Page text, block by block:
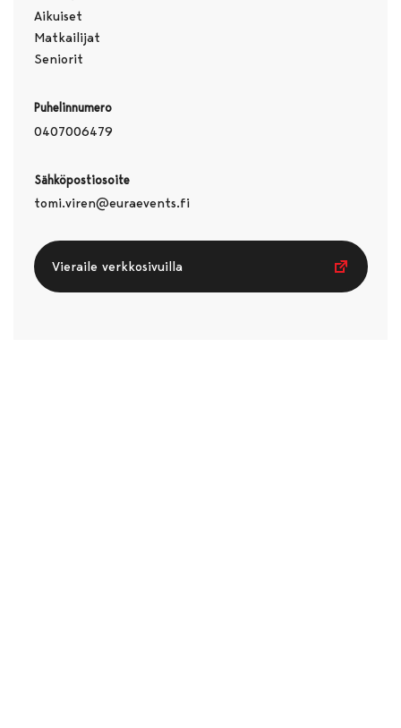
Aikuiset
Matkailijat
Seniorit
Puhelinnumero
0407006479
Sähköpostiosoite
tomi.viren@euraevents.fi
Vieraile verkkosivuilla